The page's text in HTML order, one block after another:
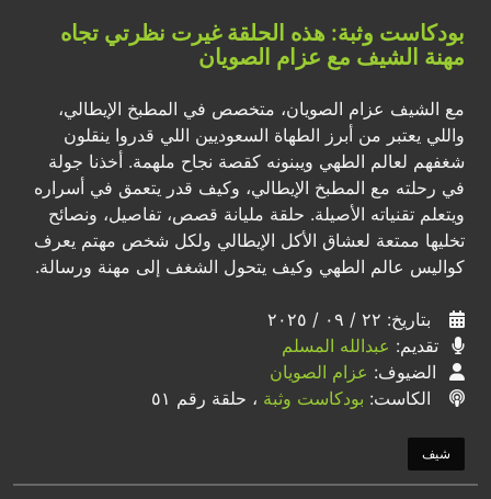
بودكاست وثبة: هذه الحلقة غيرت نظرتي تجاه
مهنة الشيف مع عزام الصويان
مع الشيف عزام الصويان، متخصص في المطبخ الإيطالي،
واللي يعتبر من أبرز الطهاة السعوديين اللي قدروا ينقلون
شغفهم لعالم الطهي ويبنونه كقصة نجاح ملهمة. أخذنا جولة
في رحلته مع المطبخ الإيطالي، وكيف قدر يتعمق في أسراره
ويتعلم تقنياته الأصيلة. حلقة مليانة قصص، تفاصيل، ونصائح
تخليها ممتعة لعشاق الأكل الإيطالي ولكل شخص مهتم يعرف
كواليس عالم الطهي وكيف يتحول الشغف إلى مهنة ورسالة.
بتاريخ: ٢٢ / ٠٩ / ٢٠٢٥
تقديم: عبدالله المسلم
الضيوف: عزام الصويان
الكاست: بودكاست وثبة ، حلقة رقم ٥١
شيف